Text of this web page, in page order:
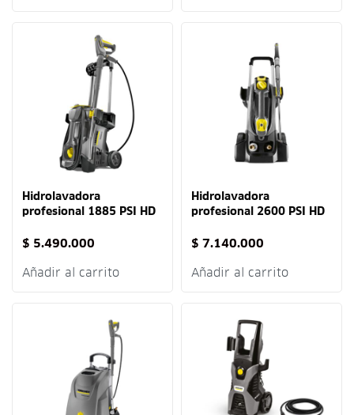
Hidrolavadora
profesional 1885 PSI HD
$ 5.490.000
Añadir al carrito
Hidrolavadora
profesional 2600 PSI HD
$ 7.140.000
Añadir al carrito